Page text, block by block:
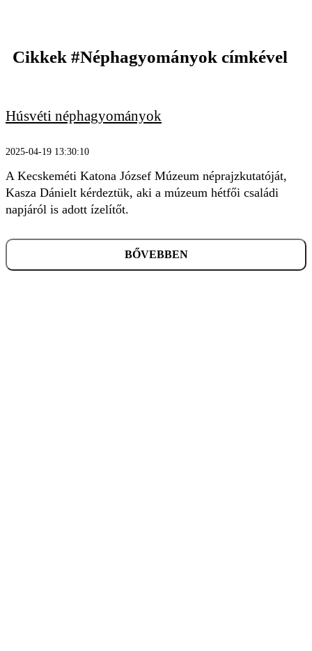
Cikkek #Néphagyományok címkével
Húsvéti néphagyományok
2025-04-19 13:30:10
A Kecskeméti Katona József Múzeum néprajzkutatóját,
Kasza Dánielt kérdeztük, aki a múzeum hétfői családi
napjáról is adott ízelítőt.
BŐVEBBEN